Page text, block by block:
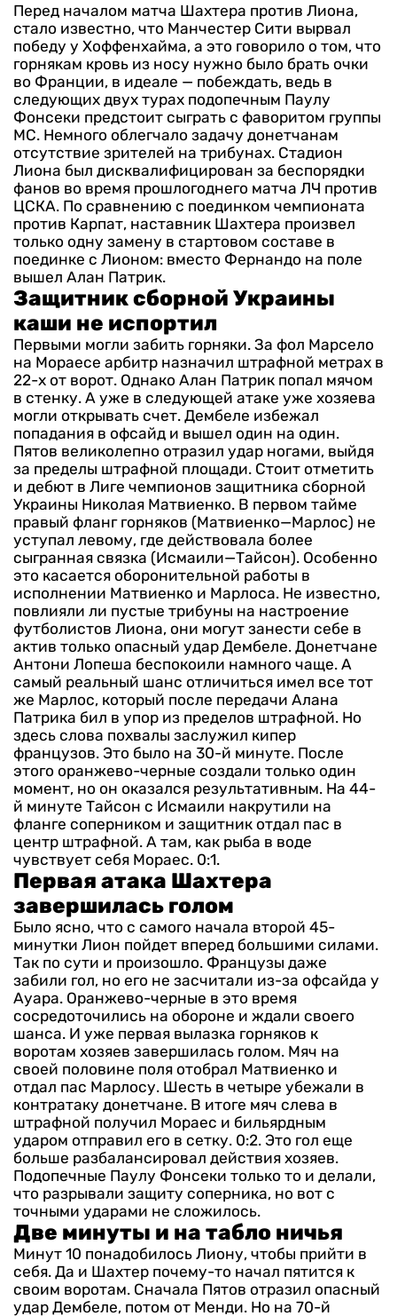
Перед началом матча Шахтера против Лиона,
стало известно, что Манчестер Сити вырвал
победу у Хоффенхайма, а это говорило о том, что
горнякам кровь из носу нужно было брать очки
во Франции, в идеале — побеждать, ведь в
следующих двух турах подопечным Паулу
Фонсеки предстоит сыграть с фаворитом группы
МС. Немного облегчало задачу донетчанам
отсутствие зрителей на трибунах. Стадион
Лиона был дисквалифицирован за беспорядки
фанов во время прошлогоднего матча ЛЧ против
ЦСКА. По сравнению с поединком чемпионата
против Карпат, наставник Шахтера произвел
только одну замену в стартовом составе в
поединке с Лионом: вместо Фернандо на поле
вышел Алан Патрик.
Защитник сборной Украины
каши не испортил
Первыми могли забить горняки. За фол Марсело
на Мораесе арбитр назначил штрафной метрах в
22-х от ворот. Однако Алан Патрик попал мячом
в стенку. А уже в следующей атаке уже хозяева
могли открывать счет. Дембеле избежал
попадания в офсайд и вышел один на один.
Пятов великолепно отразил удар ногами, выйдя
за пределы штрафной площади. Стоит отметить
и дебют в Лиге чемпионов защитника сборной
Украины Николая Матвиенко. В первом тайме
правый фланг горняков (Матвиенко—Марлос) не
уступал левому, где действовала более
сыгранная связка (Исмаили—Тайсон). Особенно
это касается оборонительной работы в
исполнении Матвиенко и Марлоса. Не известно,
повлияли ли пустые трибуны на настроение
футболистов Лиона, они могут занести себе в
актив только опасный удар Дембеле. Донетчане
Антони Лопеша беспокоили намного чаще. А
самый реальный шанс отличиться имел все тот
же Марлос, который после передачи Алана
Патрика бил в упор из пределов штрафной. Но
здесь слова похвалы заслужил кипер
французов. Это было на 30-й минуте. После
этого оранжево-черные создали только один
момент, но он оказался результативным. На 44-
й минуте Тайсон с Исмаили накрутили на
фланге соперником и защитник отдал пас в
центр штрафной. А там, как рыба в воде
чувствует себя Мораес. 0:1.
Первая атака Шахтера
завершилась голом
Было ясно, что с самого начала второй 45-
минутки Лион пойдет вперед большими силами.
Так по сути и произошло. Французы даже
забили гол, но его не засчитали из-за офсайда у
Ауара. Оранжево-черные в это время
сосредоточились на обороне и ждали своего
шанса. И уже первая вылазка горняков к
воротам хозяев завершилась голом. Мяч на
своей половине поля отобрал Матвиенко и
отдал пас Марлосу. Шесть в четыре убежали в
контратаку донетчане. В итоге мяч слева в
штрафной получил Мораес и бильярдным
ударом отправил его в сетку. 0:2. Это гол еще
больше разбалансировал действия хозяев.
Подопечные Паулу Фонсеки только то и делали,
что разрывали защиту соперника, но вот с
точными ударами не сложилось.
Две минуты и на табло ничья
Минут 10 понадобилось Лиону, чтобы прийти в
себя. Да и Шахтер почему-то начал пятится к
своим воротам. Сначала Пятов отразил опасный
удар Дембеле, потом от Менди. Но на 70-й